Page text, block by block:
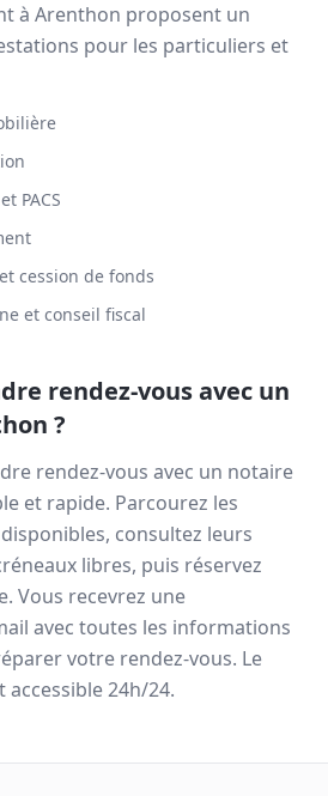
à Arenthon proposent un
pour les particuliers et
PACS
cession de fonds
et conseil fiscal
rendez-vous avec un
?
rendez-vous avec un notaire
et rapide. Parcourez les
consultez leurs
libres, puis réservez
Vous recevrez une
avec toutes les informations
votre rendez-vous. Le
24h/24.